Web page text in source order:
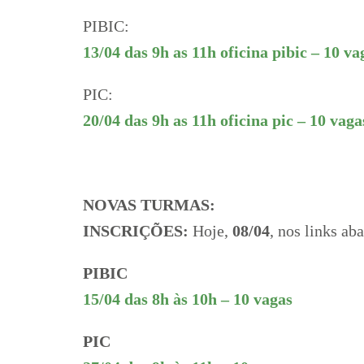
PIBIC:
13/04 das 9h as 11h oficina pibic – 10
PIC:
20/04 das 9h as 11h oficina pic – 10
NOVAS TURMAS:
INSCRIÇÕES: Hoje, 08/04, nos links
PIBIC
15/04 das 8h às 10h – 10 vagas
PIC